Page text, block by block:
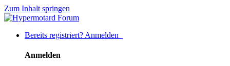
Zum Inhalt springen
Bereits registriert? Anmelden
Anmelden